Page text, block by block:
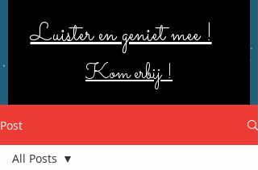
Luister en geniet mee !
Kom erbij !
Post
All Posts